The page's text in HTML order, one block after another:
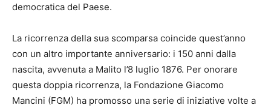
democratica del Paese.
La ricorrenza della sua scomparsa coincide quest’anno
con un altro importante anniversario: i 150 anni dalla
nascita, avvenuta a Malito l’8 luglio 1876. Per onorare
questa doppia ricorrenza, la Fondazione Giacomo
Mancini (FGM) ha promosso una serie di iniziative volte a